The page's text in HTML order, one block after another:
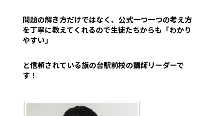
問題の解き方だけではなく、公式一つ一つの考え方
を丁寧に教えてくれるので生徒たちからも「わかり
やすい」
と信頼されている旗の台駅前校の講師リーダーで
す！